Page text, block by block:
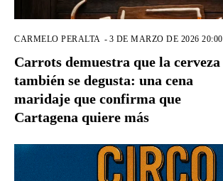
CARMELO PERALTA - 3 DE MARZO DE 2026 20:00
Carrots demuestra que la cerveza
también se degusta: una cena
maridaje que confirma que
Cartagena quiere más